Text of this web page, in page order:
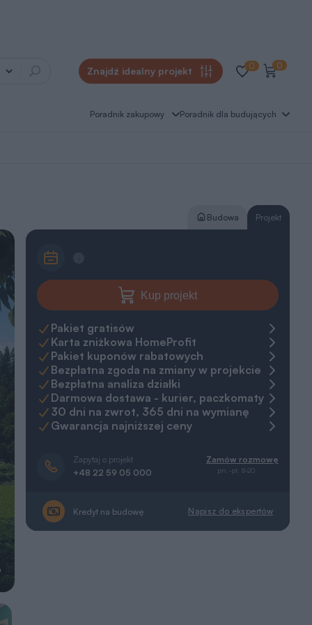
Znajdź idealny projekt 0 0
Poradnik zakupowy Poradnik dla budujących
Budowa Projekt
Kup projekt
Pakiet gratisów
Karta zniżkowa HomeProfit
Pakiet kuponów rabatowych
Bezpłatna zgoda na zmiany w projekcie
Bezpłatna analiza działki
Darmowa dostawa - kurier, paczkomaty
30 dni na zwrot, 365 dni na wymianę
Gwarancja najniższej ceny
Zapytaj o projekt
+48 22 59 05 000
Zamów rozmowę
pn.-pt. 8-20
Kredyt na budowę Napisz do ekspertów